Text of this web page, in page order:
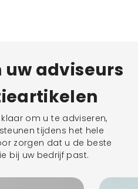
uw adviseurs
om u te adviseren,
tijdens het hele
zorgen dat u de beste
bij uw bedrijf past.